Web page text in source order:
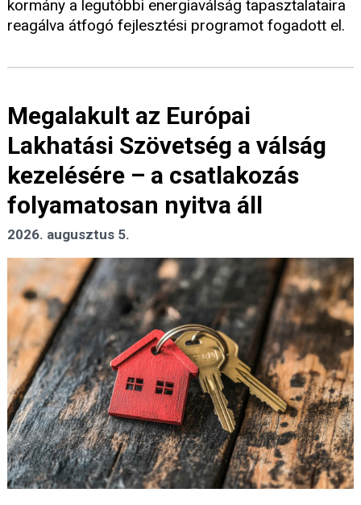
kormány a legutóbbi energiaválság tapasztalataira
reagálva átfogó fejlesztési programot fogadott el.
Megalakult az Európai
Lakhatási Szövetség a válság
kezelésére – a csatlakozás
folyamatosan nyitva áll
2026. augusztus 5.